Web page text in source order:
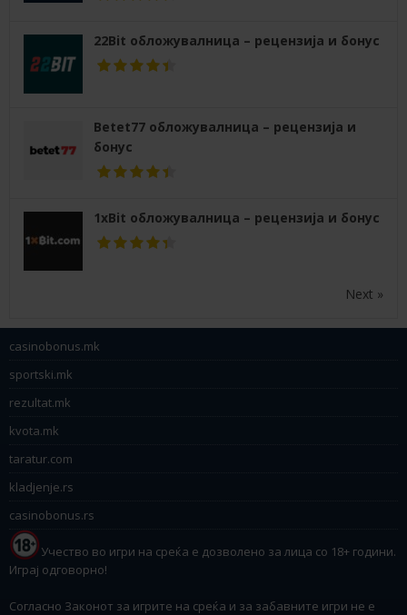
22Bit обложувалница – рецензија и бонус
Betet77 обложувалница – рецензија и
бонус
1xBit обложувалница – рецензија и бонус
Next »
casinobonus.mk
sportski.mk
rezultat.mk
kvota.mk
taratur.com
kladjenje.rs
casinobonus.rs
Учество во игри на среќа е дозволено за лица со 18+ години.
Играј одговорно!
Согласно Законот за игрите на среќа и за забавните игри не е